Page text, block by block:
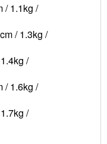
/ 1.1kg /
/ 1.3kg /
/
/ 1.6kg /
/